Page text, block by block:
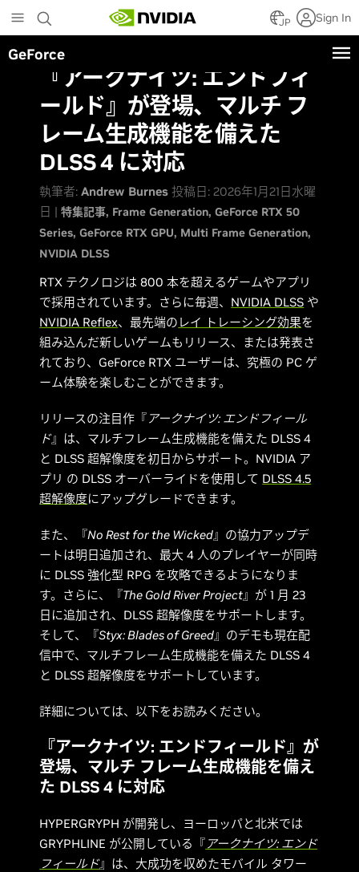
to
main
content
JP Sign In
GeForce
『アークナイツ: エンドフィ
ールド』が登場、マルチ フ
レーム生成機能を備えた
DLSS 4 に対応
執筆者:Andrew Burnes 投稿日: 2026年1月21日水曜
日 |特集記事 Frame Generation GeForce RTX 50
Series GeForce RTX GPU Multi Frame Generation
NVIDIA DLSS
RTX テクノロジは 800 本を超えるゲームやアプリ
で採用されています。さらに毎週、 NVIDIA DLSS や
NVIDIA Reflex、最先端の レイ トレーシング効果を
組み込んだ新しいゲームもリリース、または発表さ
れており、GeForce RTX ユーザーは、究極の PC ゲ
ーム体験を楽しむことができます。
リリースの注目作『アークナイツ: エンドフィール
ド』は、マルチフレーム生成機能を備えた DLSS 4
と DLSS 超解像度を初日からサポート。NVIDIA ア
プリ の DLSS オーバーライドを使用して DLSS 4.5
超解像度にアップグレードできます。
また、『No Rest for the Wicked』の協力アップデ
ートは明日追加され、最大 4 人のプレイヤーが同時
に DLSS 強化型 RPG を攻略できるようになりま
す。さらに、『The Gold River Project』が 1 月 23
日に追加され、DLSS 超解像度をサポートします。
そして、『Styx: Blades of Greed』のデモも現在配
信中で、マルチフレーム生成機能を備えた DLSS 4
と DLSS 超解像度をサポートしています。
詳細については、以下をお読みください。
『アークナイツ: エンドフィールド』が
登場、マルチ フレーム生成機能を備え
た DLSS 4 に対応
HYPERGRYPH が開発し、ヨーロッパと北米では
GRYPHLINE が公開している『アークナイツ: エンド
フィールド』は、大成功を収めたモバイル タワー